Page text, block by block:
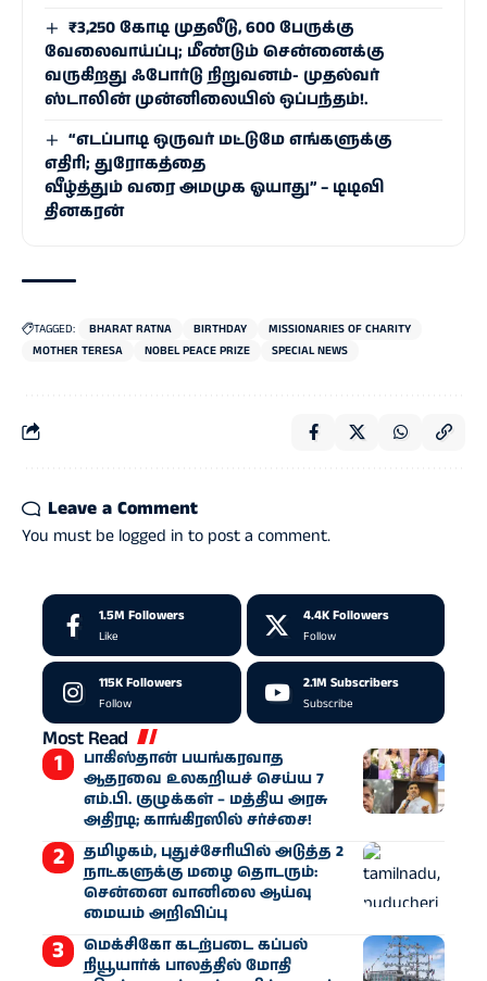
₹3,250 கோடி முதலீடு, 600 பேருக்கு
வேலைவாய்ப்பு; மீண்டும் சென்னைக்கு
வருகிறது ஃபோர்டு நிறுவனம்- முதல்வர்
ஸ்டாலின் முன்னிலையில் ஒப்பந்தம்!.
“எடப்பாடி ஒருவர் மட்டுமே எங்களுக்கு
எதிரி; துரோகத்தை
வீழ்த்தும் வரை அமமுக ஓயாது” – டிடிவி
தினகரன்
TAGGED: BHARAT RATNA BIRTHDAY
MISSIONARIES OF CHARITY
MOTHER TERESA
NOBEL PEACE PRIZE SPECIAL NEWS
Leave a Comment
You must be logged in to post a comment.
1.5M Followers
Like
4.4K Followers
Follow
115KFollowers
Follow
2.1M Subscribers
Subscribe
Most Read
பாகிஸ்தான் பயங்கரவாத
ஆதரவை உலகறியச் செய்ய 7
எம்.பி. குழுக்கள் – மத்திய அரசு
அதிரடி; காங்கிரஸில் சர்ச்சை!
தமிழகம், புதுச்சேரியில் அடுத்த 2
நாட்களுக்கு மழை தொடரும்:
சென்னை வானிலை ஆய்வு
மையம் அறிவிப்பு
மெக்சிகோ கடற்படை கப்பல்
நியூயார்க் பாலத்தில் மோதி